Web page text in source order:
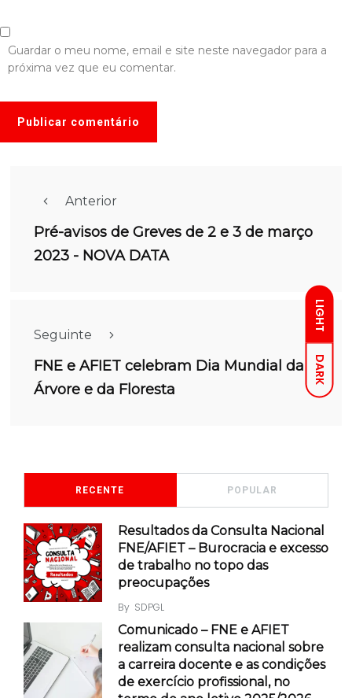
LIGHT
DARK
Guardar o meu nome, email e site neste navegador para a
próxima vez que eu comentar.
Anterior
Pré-avisos de Greves de 2 e 3 de março
2023 - NOVA DATA
Seguinte
FNE e AFIET celebram Dia Mundial da
Árvore e da Floresta
RECENTE POPULAR
Resultados da Consulta Nacional
FNE/AFIET – Burocracia e excesso
de trabalho no topo das
preocupações
By SDPGL
Comunicado – FNE e AFIET
realizam consulta nacional sobre
a carreira docente e as condições
de exercício profissional, no